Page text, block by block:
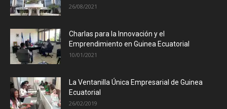
26/08/2021
Charlas para la Innovación y el
Emprendimiento en Guinea Ecuatorial
10/01/2021
La Ventanilla Única Empresarial de Guinea
Ecuatorial
26/02/2019